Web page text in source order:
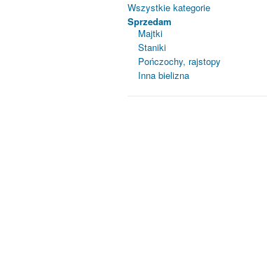
Wszystkie kategorie
Sprzedam
Majtki
Staniki
Pończochy, rajstopy
Inna bielizna